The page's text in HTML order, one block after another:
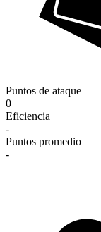
Puntos de ataque
0
Eficiencia
-
Puntos promedio
-